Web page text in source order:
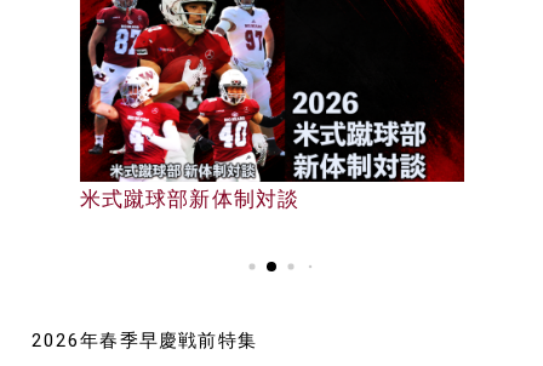
早大野球部選手名鑑
米式蹴球部新体制対談
早大野球部選手名鑑
2026年春季早慶戦前特集